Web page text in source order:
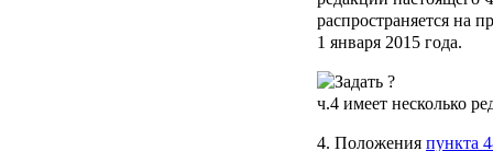
распространяется на
1 января 2015 года.
ч.4 имеет несколько
4. Положения пункта